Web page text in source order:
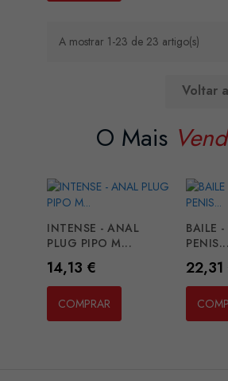
A mostrar 1-23 de 23 artigo(s)
Voltar
O Mais
INTENSE - ANAL
PLUG PIPO M...
Preço
14,13 €
COMPRAR
BAILE
PENIS...
Preço
22,31